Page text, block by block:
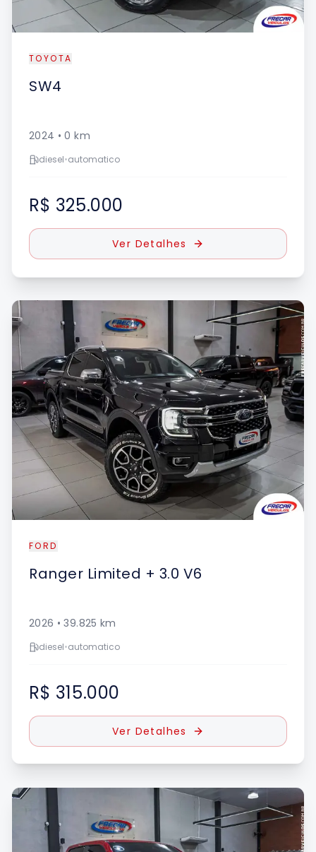
TOYOTA
SW4
2024 •0 km
diesel•automatico
R$ 325.000
Ver Detalhes
FORD
Ranger Limited + 3.0 V6
2026 •39.825 km
diesel•automatico
R$ 315.000
Ver Detalhes